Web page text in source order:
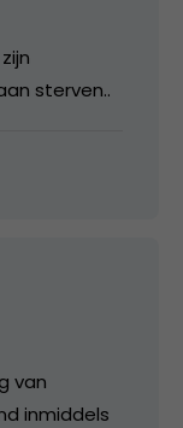
sterven..
van
inmiddels